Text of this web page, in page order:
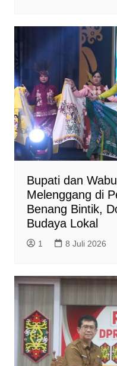
Bupati dan
Melenggang di
Benang Bintik,
Budaya Lokal
1 8 Juli 2026